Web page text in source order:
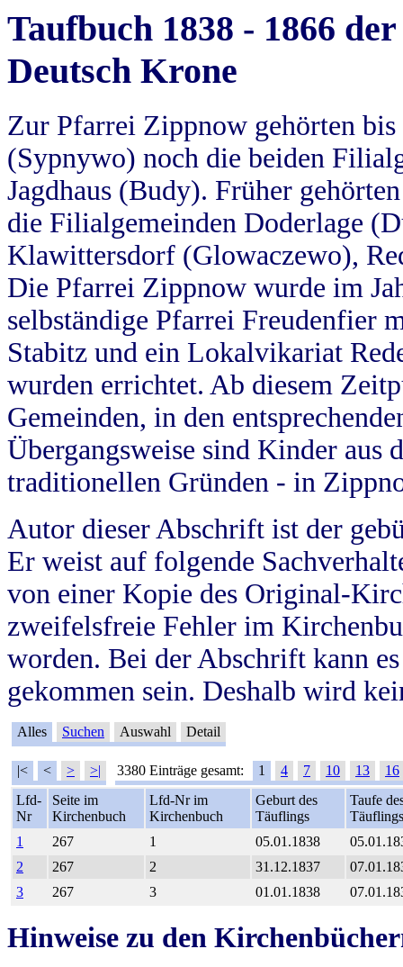
Taufbuch 1838 - 1866
Deutsch Krone
Zur Pfarrei Zippnow gehörten
(Sypnywo) noch die beiden
Jagdhaus (Budy). Früher
die Filialgemeinden Doderlage
Klawittersdorf (Glowaczewo),
Die Pfarrei Zippnow wurde im
selbständige Pfarrei Freudenfier
Stabitz und ein Lokalvikariat
wurden errichtet. Ab diesem
Gemeinden, in den
Übergangsweise sind Kinder aus
traditionellen Gründen - in
Autor dieser Abschrift ist der
Er weist auf folgende
von einer Kopie des Original-
zweifelsfreie Fehler im
worden. Bei der Abschrift kann
gekommen sein. Deshalb wird
Alles Suchen Auswahl Detail
|< < > >| 3380 Einträge gesamt: 1 4 7 10 13
16
Lfd-
Nr
Seite im
Kirchenbuch
Lfd-Nr im
Kirchenbuch
Geburt des
Täuflings
Taufe
Täuflings
1
267 1 05.01.1838
2
267 2 31.12.1837
3
267 3 01.01.1838
Hinweise zu den